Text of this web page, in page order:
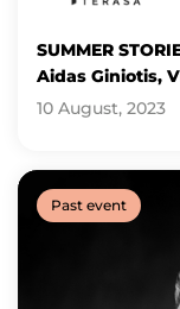
SUMMER
Aidas Giniotis,
10 August, 2023
Past event